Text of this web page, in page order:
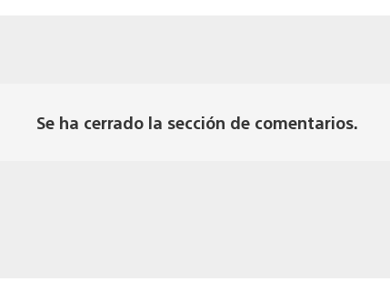
Se ha cerrado la sección de comentarios.